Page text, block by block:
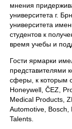
мнения
университета г.
университета
студентов к
время учебы и
Гости ярмарки
представителями
сферы, к которым
Honeywell, ČEZ,
Medical Products,
Automotive, Bosch,
Talents.